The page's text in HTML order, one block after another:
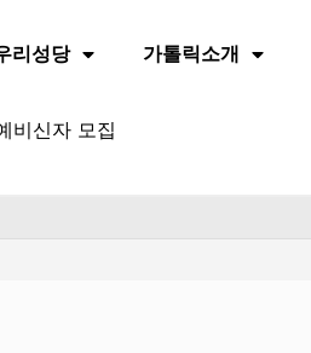
리성당 가톨릭소개
비신자 모집